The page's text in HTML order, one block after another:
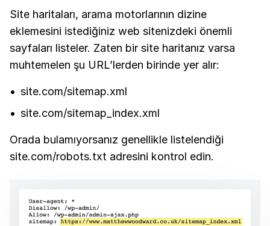
Site haritaları, arama motorlarının dizine
eklemesini istediğiniz web sitenizdeki önemli
sayfaları listeler. Zaten bir site haritanız varsa
muhtemelen şu URL’lerden birinde yer alır:
site.com/sitemap.xml
site.com/sitemap_index.xml
Orada bulamıyorsanız genellikle listelendiği
site.com/robots.txt adresini kontrol edin.